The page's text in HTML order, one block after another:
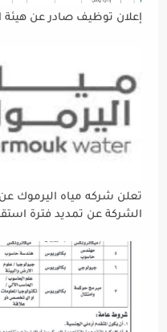
إعلان توظيف صادر عن هيئة
تعلن شركه مياه اليرموك عن
الشركة عن تمديد فترة
إتاحة الفرصة الكافية أمام